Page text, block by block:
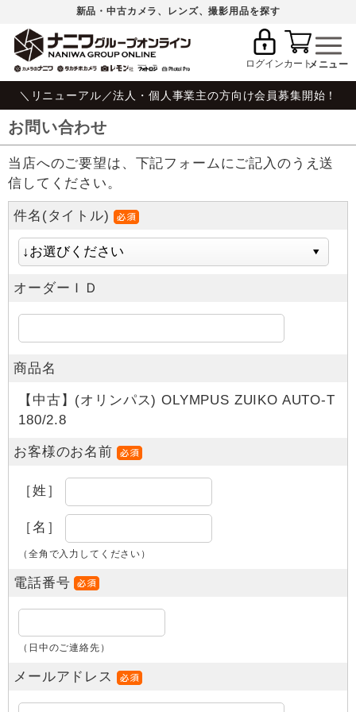
新品・中古カメラ、レンズ、撮影用品を探す
ログインカート
＼リニューアル／法人・個人事業主の方向け会員募集開始！
お問い合わせ
当店へのご要望は、下記フォームにご記入のうえ送
信してください。
件名(タイトル)
オーダーＩＤ
商品名
【中古】(オリンパス) OLYMPUS ZUIKO AUTO-T
180/2.8
お客様のお名前
［姓］
［名］
（全角で入力してください）
電話番号
（日中のご連絡先）
メールアドレス